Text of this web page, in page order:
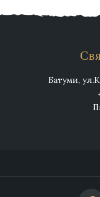
Батуми,